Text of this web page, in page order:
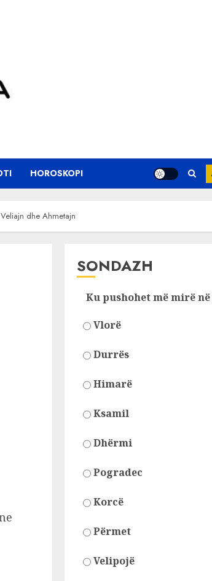
HOROSKOPI
dhe Ahmetajn
SONDAZH
Ku pushohet më mirë
Vlorë
Durrës
Himarë
Ksamil
Dhërmi
Pogradec
Korcë
Përmet
Velipojë